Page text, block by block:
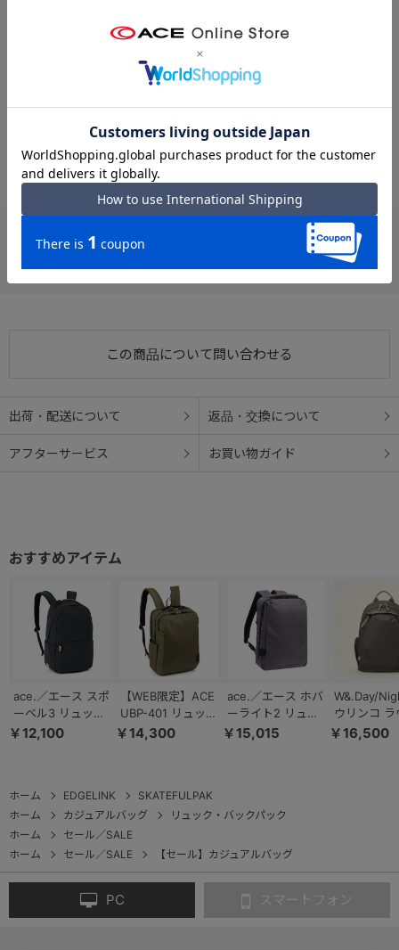
● スケート＆日常使いに◎
スケート遠征やパークでの使用はもちろん、通学・街歩き・旅行に
もぴったりな万能デザイン。
スケーター目線で作られた機能的ナップサック
お支払い方法
クレジットカード
この商品について問い合わせる
出荷・配送について 返品・交換について
アフターサービス お買い物ガイド
#軽い 普段使い #EDGELINK 通学
#ナップサック 普段使い #ナップサック 軽い #EDGELINK 普段使い
#EDGELINK スケート
#EDGELINK スケートフルパック
ace.／エース スポ
ーベル3 リュック
サック A4サイズ
￥12,100
【WEB限定】ACE
UBP-401 リュック
ビジネス A4 14.0
￥14,300
ace.／エース ホバ
ーライト2 リュッ
ク ２気室 A
￥15,015
W&.Day/
ウリンコ ラ
リュック
￥16,500
ホーム EDGELINK
SKATEFULPAK
ホーム
カジュアルバッグ
リュック・バックパック
ホーム
セール／SALE
ホーム
セール／SALE 【セール】カジュアルバッグ
PC スマートフォン